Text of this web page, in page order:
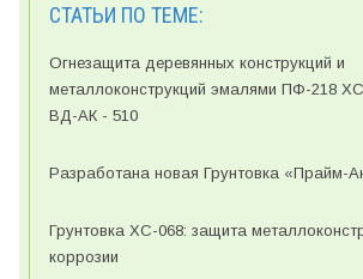
СТАТЬИ ПО ТЕМЕ:
Огнезащита деревянных конструкций и
металлоконструкций эмалями ПФ-218
ВД-АК - 510
Разработана новая Грунтовка «Прайм-
Грунтовка ХС-068: защита
коррозии